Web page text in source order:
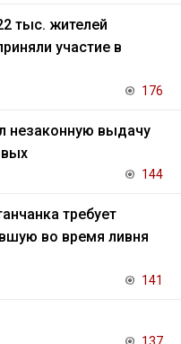
тыс. жителей
участие в
176
незаконную выдачу
144
требует
во время ливня
141